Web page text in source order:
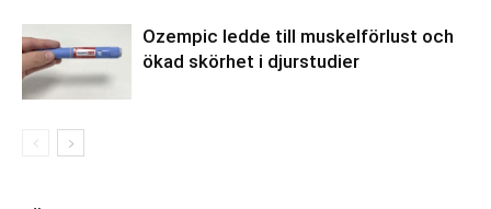
Ozempic ledde till muskelförlust och
ökad skörhet i djurstudier